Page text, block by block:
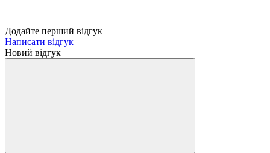
Додайте перший відгук
Написати відгук
Новий відгук